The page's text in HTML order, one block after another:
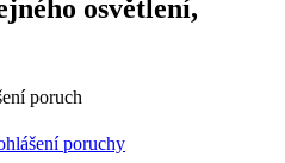
osvětlení,
poruchy